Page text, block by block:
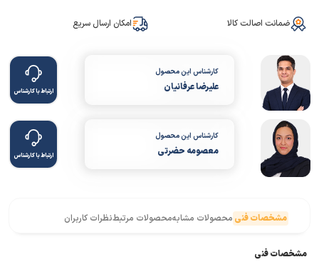
ضمانت اصالت کالا امکان ارسال سریع
کارشناس این محصول
علیرضا عرفانیان ارتباط با کارشناس
کارشناس این محصول
معصومه حضرتی ارتباط با کارشناس
مشخصات فنی محصولات مشابهمحصولات مرتبطنظرات کاربران
مشخصات فنی